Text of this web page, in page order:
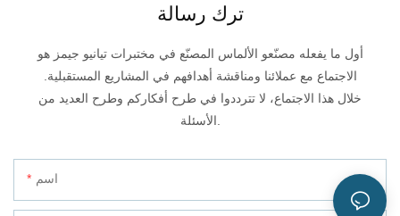
ترك رسالة
أول ما يفعله مصنّعو الألماس المصنّع في مختبرات تيانيو جيمز هو
الاجتماع مع عملائنا ومناقشة أهدافهم في المشاريع المستقبلية.
خلال هذا الاجتماع، لا تترددوا في طرح أفكاركم وطرح العديد من
اسم